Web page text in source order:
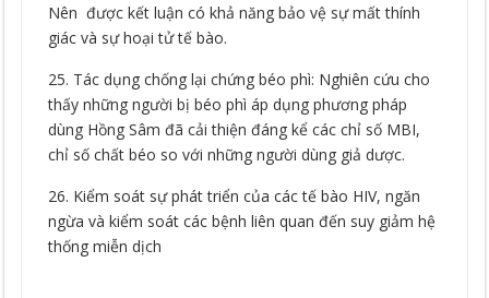
Nên được kết luận có khả năng bảo vệ sự mất thính
giác và sự hoại tử tế bào.
25. Tác dụng chống lại chứng béo phì: Nghiên cứu cho
thấy những người bị béo phì áp dụng phương pháp
dùng Hồng Sâm đã cải thiện đáng kể các chỉ số MBI,
chỉ số chất béo so với những người dùng giả dược.
26. Kiểm soát sự phát triển của các tế bào HIV, ngăn
ngừa và kiểm soát các bệnh liên quan đến suy giảm hệ
thống miễn dịch